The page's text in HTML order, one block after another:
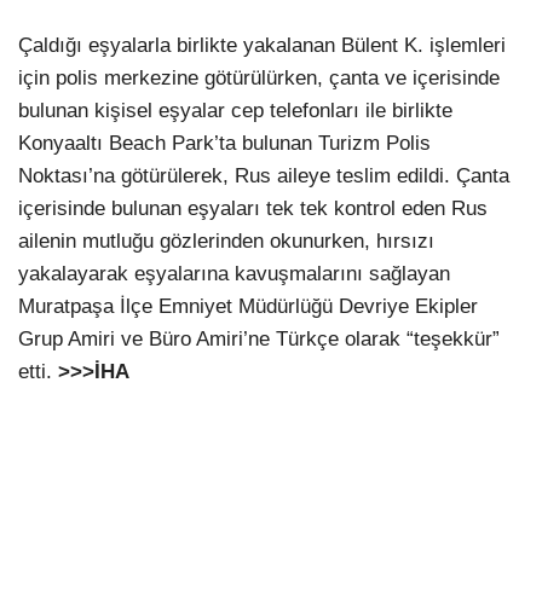
Çaldığı eşyalarla birlikte yakalanan Bülent K. işlemleri
için polis merkezine götürülürken, çanta ve içerisinde
bulunan kişisel eşyalar cep telefonları ile birlikte
Konyaaltı Beach Park’ta bulunan Turizm Polis
Noktası’na götürülerek, Rus aileye teslim edildi. Çanta
içerisinde bulunan eşyaları tek tek kontrol eden Rus
ailenin mutluğu gözlerinden okunurken, hırsızı
yakalayarak eşyalarına kavuşmalarını sağlayan
Muratpaşa İlçe Emniyet Müdürlüğü Devriye Ekipler
Grup Amiri ve Büro Amiri’ne Türkçe olarak “teşekkür”
etti. >>>İHA